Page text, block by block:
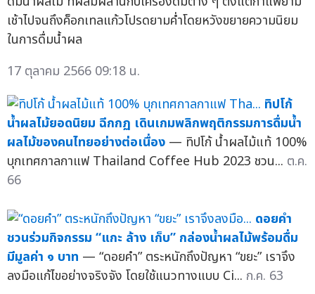
เช้าไปจนถึงค็อกเทลแก้วโปรดยามค่ำโดยหวังขยายความนิยม
ในการดื่มน้ำผล
17 ตุลาคม 2566 09:18 น.
ทิปโก้
น้ำผลไม้ยอดนิยม ฉีกกฏ เดินเกมพลิกพฤติกรรมการดื่มน้ำ
ผลไม้ของคนไทยอย่างต่อเนื่อง — ทิปโก้ น้ำผลไม้แท้ 100%
บุกเทศกาลกาแฟ Thailand Coffee Hub 2023 ชวน... ต.ค.
66
ดอยคำ
ชวนร่วมกิจกรรม “แกะ ล้าง เก็บ” กล่องน้ำผลไม้พร้อมดื่ม
มีมูลค่า ๑ บาท — “ดอยคำ” ตระหนักถึงปัญหา “ขยะ” เราจึง
ลงมือแก้ไขอย่างจริงจัง โดยใช้แนวทางแบบ Ci... ก.ค. 63